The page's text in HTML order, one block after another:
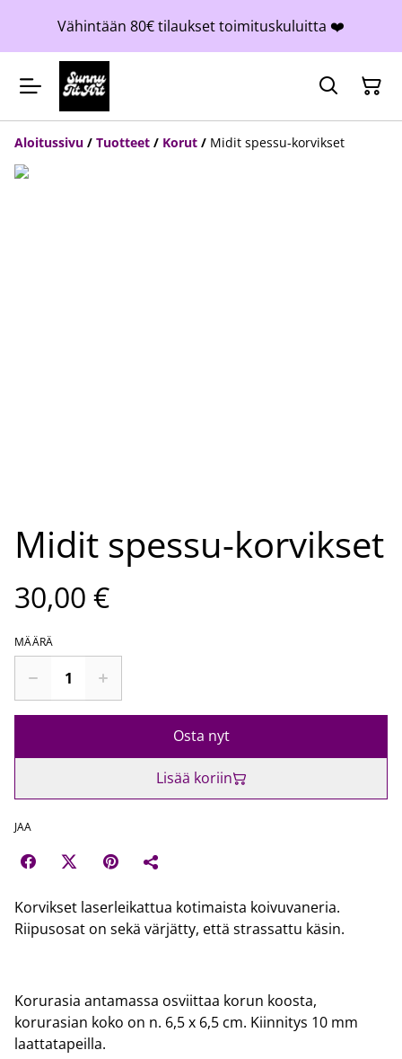
Vähintään 80€ tilaukset toimituskuluitta ❤️
Aloitussivu / Tuotteet / Korut / Midit spessu-korvikset
Midit spessu-korvikset
30,00 €
MÄÄRÄ
Osta nyt
Lisää koriin
JAA
Korvikset laserleikattua kotimaista koivuvaneria.
Riipusosat on sekä värjätty, että strassattu käsin.
Korurasia antamassa osviittaa korun koosta,
korurasian koko on n. 6,5 x 6,5 cm. Kiinnitys 10 mm
laattatapeilla.